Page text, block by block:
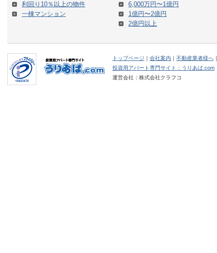
利回り10％以上の物件
一棟マンション
6,000万円〜1億円
1億円〜2億円
2億円以上
トップページ ｜ 会社案内 ｜ 不動産業者様へ
投資用アパート専門サイト：うりあぱ.com
運営会社：株式会社クラフコ